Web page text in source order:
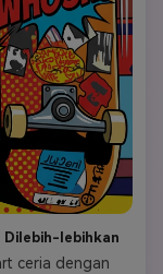
lebihkan
ceria dengan